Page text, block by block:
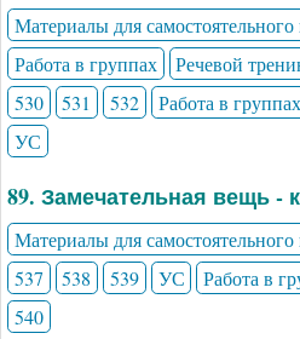
Материалы для самостоятельного
Работа в группах
Речевой
530
531 532 Работа в группах
УС
89. Замечательная вещь -
Материалы для самостоятельного
537
538 539 УС Работа в
540